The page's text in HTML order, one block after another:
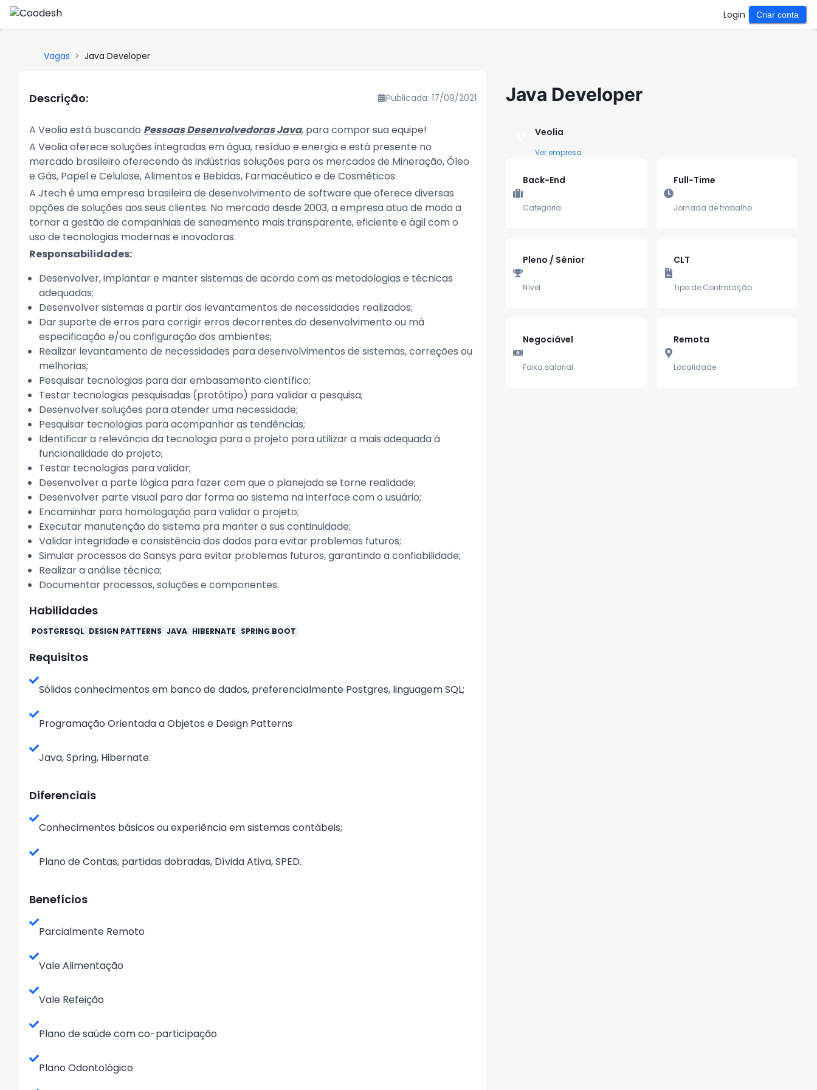
Login Criar conta
Vagas > Java Developer
Descrição: Publicada: 17/09/2021
A Veolia está buscando Pessoas Desenvolvedoras Java, para compor sua equipe!
A Veolia oferece soluções integradas em água, resíduo e energia e está presente no
mercado brasileiro oferecendo às indústrias soluções para os mercados de Mineração, Óleo
e Gás, Papel e Celulose, Alimentos e Bebidas, Farmacêutico e de Cosméticos.
A Jtech é uma empresa brasileira de desenvolvimento de software que oferece diversas
opções de soluções aos seus clientes. No mercado desde 2003, a empresa atua de modo a
tornar a gestão de companhias de saneamento mais transparente, eficiente e ágil com o
uso de tecnologias modernas e inovadoras.
Responsabilidades:
Desenvolver, implantar e manter sistemas de acordo com as metodologias e técnicas
adequadas;
Desenvolver sistemas a partir dos levantamentos de necessidades realizados;
Dar suporte de erros para corrigir erros decorrentes do desenvolvimento ou má
especificação e/ou configuração dos ambientes;
Realizar levantamento de necessidades para desenvolvimentos de sistemas, correções ou
melhorias;
Pesquisar tecnologias para dar embasamento científico;
Testar tecnologias pesquisadas (protótipo) para validar a pesquisa;
Desenvolver soluções para atender uma necessidade;
Pesquisar tecnologias para acompanhar as tendências;
Identificar a relevância da tecnologia para o projeto para utilizar a mais adequada à
funcionalidade do projeto;
Testar tecnologias para validar;
Desenvolver a parte lógica para fazer com que o planejado se torne realidade;
Desenvolver parte visual para dar forma ao sistema na interface com o usuário;
Encaminhar para homologação para validar o projeto;
Executar manutenção do sistema pra manter a sus continuidade;
Validar integridade e consistência dos dados para evitar problemas futuros;
Simular processos do Sansys para evitar problemas futuros, garantindo a confiabilidade;
Realizar a análise técnica;
Documentar processos, soluções e componentes.
Habilidades
POSTGRESQL DESIGN PATTERNS JAVA HIBERNATE SPRING BOOT
Requisitos
Sólidos conhecimentos em banco de dados, preferencialmente Postgres, linguagem SQL;
Programação Orientada a Objetos e Design Patterns
Java, Spring, Hibernate.
Diferenciais
Conhecimentos básicos ou experiência em sistemas contábeis;
Plano de Contas, partidas dobradas, Dívida Ativa, SPED.
Benefícios
Parcialmente Remoto
Vale Alimentação
Vale Refeição
Plano de saúde com co-participação
Plano Odontológico
Java Developer
Veolia
Ver empresa
Back-End
Categoria
Full-Time
Jornada de trabalho
Pleno / Sênior
Nível
CLT
Tipo de Contratação
Negociável
Faixa salarial
Remota
Localidade